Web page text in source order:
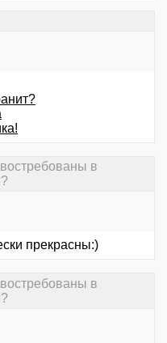
в
прекрасны:)
в